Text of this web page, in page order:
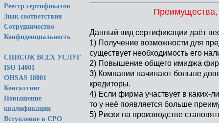
Реестр сертификатов
Знак соответствия
Сотрудничество
Конфиденциальность
СПИСОК ВСЕХ УСЛУГ
ISO 14001
OHSAS 18001
Консалтинг
Повышение
квалификации
Вступление в СРО
Преимущества,
Данный вид сертификации даёт
1) Получение возможности для
существует необходимость его
2) Повышение общего имиджа
3) Компании начинают больше
кредиторы.
4) Если фирма участвует в каких-
то у неё появляется больше
5) Риски на производстве